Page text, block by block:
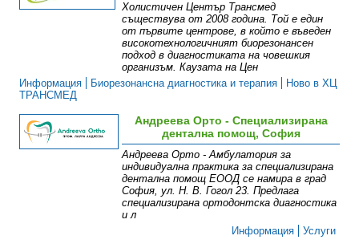
Холистичен Център Трансмед
съществува от 2008 година. Той е един
от първите центрове, в който е въведен
високотехнологичният биорезонансен
подход в диагностиката на човешкия
организъм. Каузата на Цен
Информация
Биорезонансна диагностика и терапия
Ново в ХЦ
ТРАНСМЕД
Андреева Орто - Специализирана
дентална помощ, София
Андреева Орто - Амбулатория за
индивидуална практика за специализирана
дентална помощ ЕООД се намира в град
София, ул. Н. В. Гогол 23. Предлага
специализирана ортодонтска диагностика
и л
Информация
Услуги